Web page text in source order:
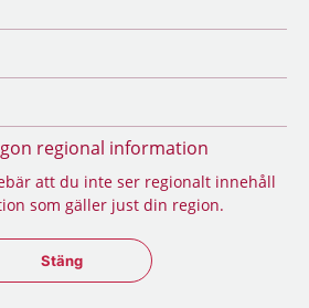
regional information
att du inte ser regionalt innehåll
som gäller just din region.
Stäng regionsväljaren
Stäng